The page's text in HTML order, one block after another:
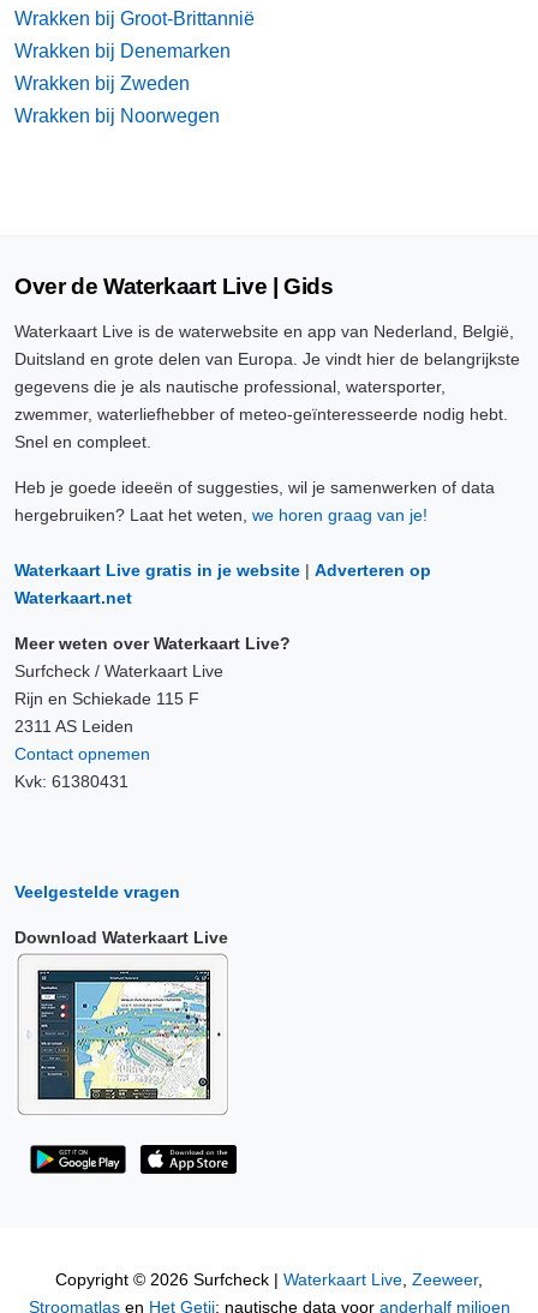
Wrakken bij Groot-Brittannië
Wrakken bij Denemarken
Wrakken bij Zweden
Wrakken bij Noorwegen
Over de Waterkaart Live | Gids
Waterkaart Live is de waterwebsite en app van Nederland, België,
Duitsland en grote delen van Europa. Je vindt hier de belangrijkste
gegevens die je als nautische professional, watersporter,
zwemmer, waterliefhebber of meteo-geïnteresseerde nodig hebt.
Snel en compleet.
Heb je goede ideeën of suggesties, wil je samenwerken of data
hergebruiken? Laat het weten, we horen graag van je!
Waterkaart Live gratis in je website | Adverteren op
Waterkaart.net
Meer weten over Waterkaart Live?
Surfcheck / Waterkaart Live
Rijn en Schiekade 115 F
2311 AS Leiden
Contact opnemen
Kvk: 61380431
Veelgestelde vragen
Download Waterkaart Live
Copyright © 2026 Surfcheck | Waterkaart Live, Zeeweer,
Stroomatlasen Het Getij: nautische data voor anderhalf miljoen